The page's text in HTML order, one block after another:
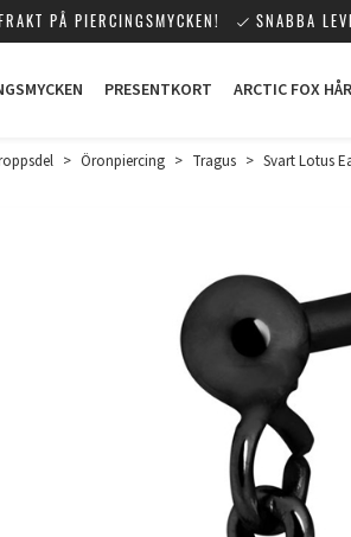
PÅ PIERCINGSMYCKEN! SNABBA
PRESENTKORT ARCTIC FOX
> Öronpiercing > Tragus > Svart Lotus